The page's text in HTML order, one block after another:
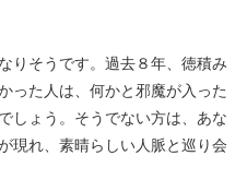
りそうです。過去８年、徳積み
った人は、何かと邪魔が入った
しょう。そうでない方は、あな
現れ、素晴らしい人脈と巡り会